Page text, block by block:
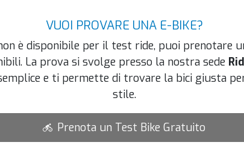
VUOI PROVARE UNA E-BIKE?
è disponibile per il test ride, puoi prenotare
La prova si svolge presso la nostra sede
e ti permette di trovare la bici giusta
stile.
Prenota un Test Bike Gratuito